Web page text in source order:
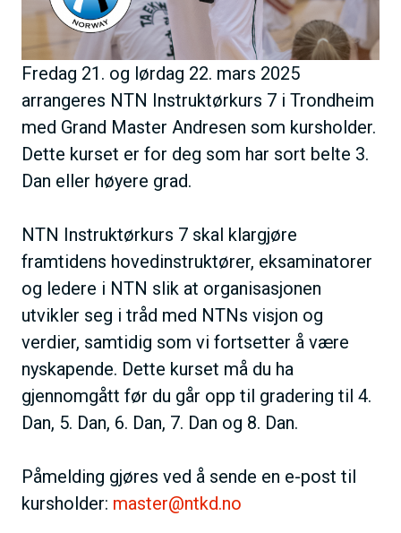
Fredag 21. og lørdag 22. mars 2025
arrangeres NTN Instruktørkurs 7 i Trondheim
med Grand Master Andresen som kursholder.
Dette kurset er for deg som har sort belte 3.
Dan eller høyere grad.
NTN Instruktørkurs 7 skal klargjøre
framtidens hovedinstruktører, eksaminatorer
og ledere i NTN slik at organisasjonen
utvikler seg i tråd med NTNs visjon og
verdier, samtidig som vi fortsetter å være
nyskapende. Dette kurset må du ha
gjennomgått før du går opp til gradering til 4.
Dan, 5. Dan, 6. Dan, 7. Dan og 8. Dan.
Påmelding gjøres ved å sende en e-post til
kursholder: master@ntkd.no